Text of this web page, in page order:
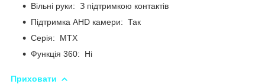
Вільні руки: З підтримкою контактів
Підтримка AHD камери: Так
Серія: MTX
Функція 360: Ні
Приховати